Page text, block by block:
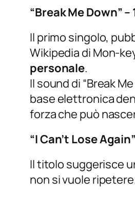
“Break Me Down”
Il primo singolo,
Wikipedia di Mon-
personale.
Il sound di “Break
base elettronica
forza che può
“I Can’t Lose
Il titolo suggerisce
non si vuole